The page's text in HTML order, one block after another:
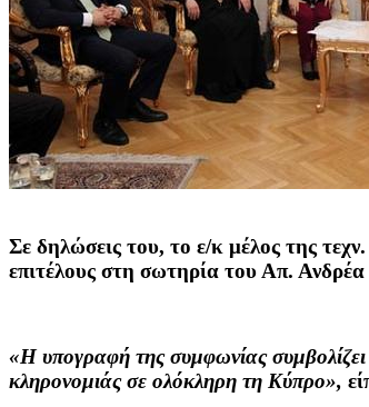
Σε δηλώσεις του, το ε/κ μέλος της
επιτέλους στη σωτηρία του Απ. Ανδρέα
«Η υπογραφή της συμφωνίας
κληρονομιάς σε ολόκληρη τη Κύπρο»,